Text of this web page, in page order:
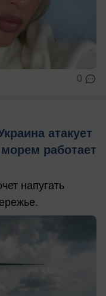
0
атакует
работает
напугать